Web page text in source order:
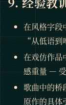
在风格字段
“从低语到
在戏仿作品
感重量 —
歌曲中的桥
原作的具体